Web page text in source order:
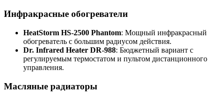
Инфракрасные обогреватели
HeatStorm HS-2500 Phantom: Мощный инфракрасный
обогреватель с большим радиусом действия.
Dr. Infrared Heater DR-988: Бюджетный вариант с
регулируемым термостатом и пультом дистанционного
управления.
Масляные радиаторы